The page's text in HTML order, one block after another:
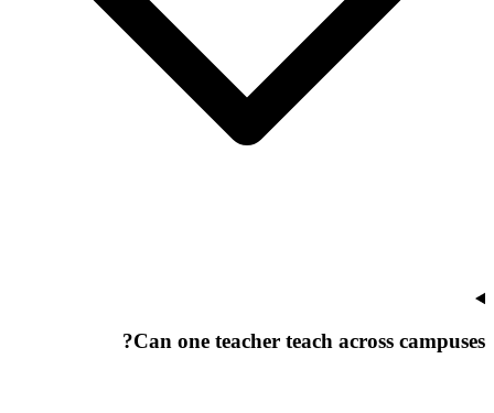
Can one teacher teach across campuses?